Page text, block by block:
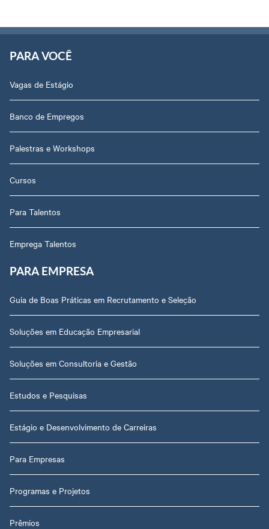
PARA VOCÊ
Vagas de Estágio
Banco de Empregos
Palestras e Workshops
Cursos
Para Talentos
Emprega Talentos
PARA EMPRESA
Guia de Boas Práticas em Recrutamento e Seleção
Soluções em Educação Empresarial
Soluções em Consultoria e Gestão
Estudos e Pesquisas
Estágio e Desenvolvimento de Carreiras
Para Empresas
Programas e Projetos
Prêmios